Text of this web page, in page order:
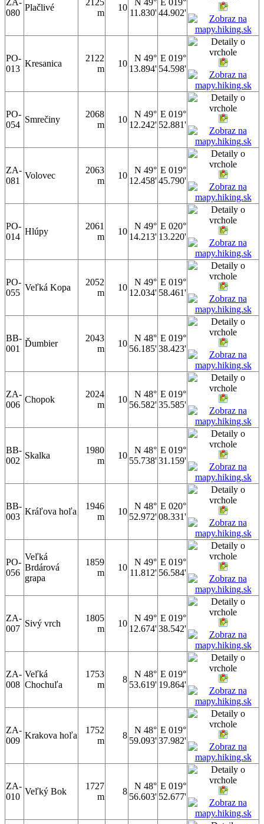
080
Plačlivé
m
10
11.830'44.902'
PO-
013
Kresanica
2122
m
10
N 49°
13.894'
E 019°
54.598'
PO-
054
Smrečiny
2068
m
10
N 49°
12.242'
E 019°
52.881'
ZA-
081
Volovec
2063
m
10
N 49°
12.458'
E 019°
45.790'
PO-
014
Hlúpy
2061
m
10
N 49°
14.213'
E 020°
13.220'
PO-
055
Veľká Kopa
2052
m
10
N 49°
12.034'
E 019°
58.461'
BB-
001
Ďumbier
2043
m
10
N 48°
56.185'
E 019°
38.423'
ZA-
006
Chopok
2024
m
10
N 48°
56.582'
E 019°
35.585'
BB-
002
Skalka
1980
m
10
N 48°
55.738'
E 019°
31.159'
BB-
003
Kráľova hoľa
1946
m
10
N 48°
52.972'
E 020°
08.331'
PO-
056
Veľká
Brdárová
grapa
1859
m
10
N 49°
11.812'
E 019°
56.584'
ZA-
007
Sivý vrch
1805
m
10
N 49°
12.674'
E 019°
38.542'
ZA-
008
Veľká
Chochuľa
1753
m
8
N 48°
53.619'
E 019°
19.864'
ZA-
009
Krakova hoľa
1752
m
8
N 48°
59.093'
E 019°
37.982'
ZA-
010
Veľký Bok
1727
m
8
N 48°
56.603'
E 019°
52.677'